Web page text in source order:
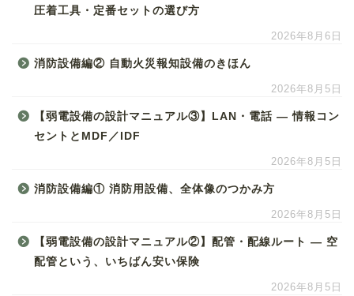
圧着工具・定番セットの選び方
2026年8月6日
消防設備編② 自動火災報知設備のきほん
2026年8月5日
【弱電設備の設計マニュアル③】LAN・電話 ― 情報コン
セントとMDF／IDF
2026年8月5日
消防設備編① 消防用設備、全体像のつかみ方
2026年8月5日
【弱電設備の設計マニュアル②】配管・配線ルート ― 空
配管という、いちばん安い保険
2026年8月5日